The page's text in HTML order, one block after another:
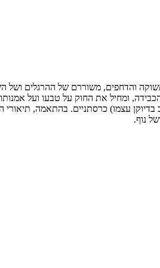
צייר התשוקה והדחפים, משוררם של ההרגלים
ומחיל את החוק על טבעו ועל
בדיוקן עצמו) כרסתניים. בהתאמה,
נוף.